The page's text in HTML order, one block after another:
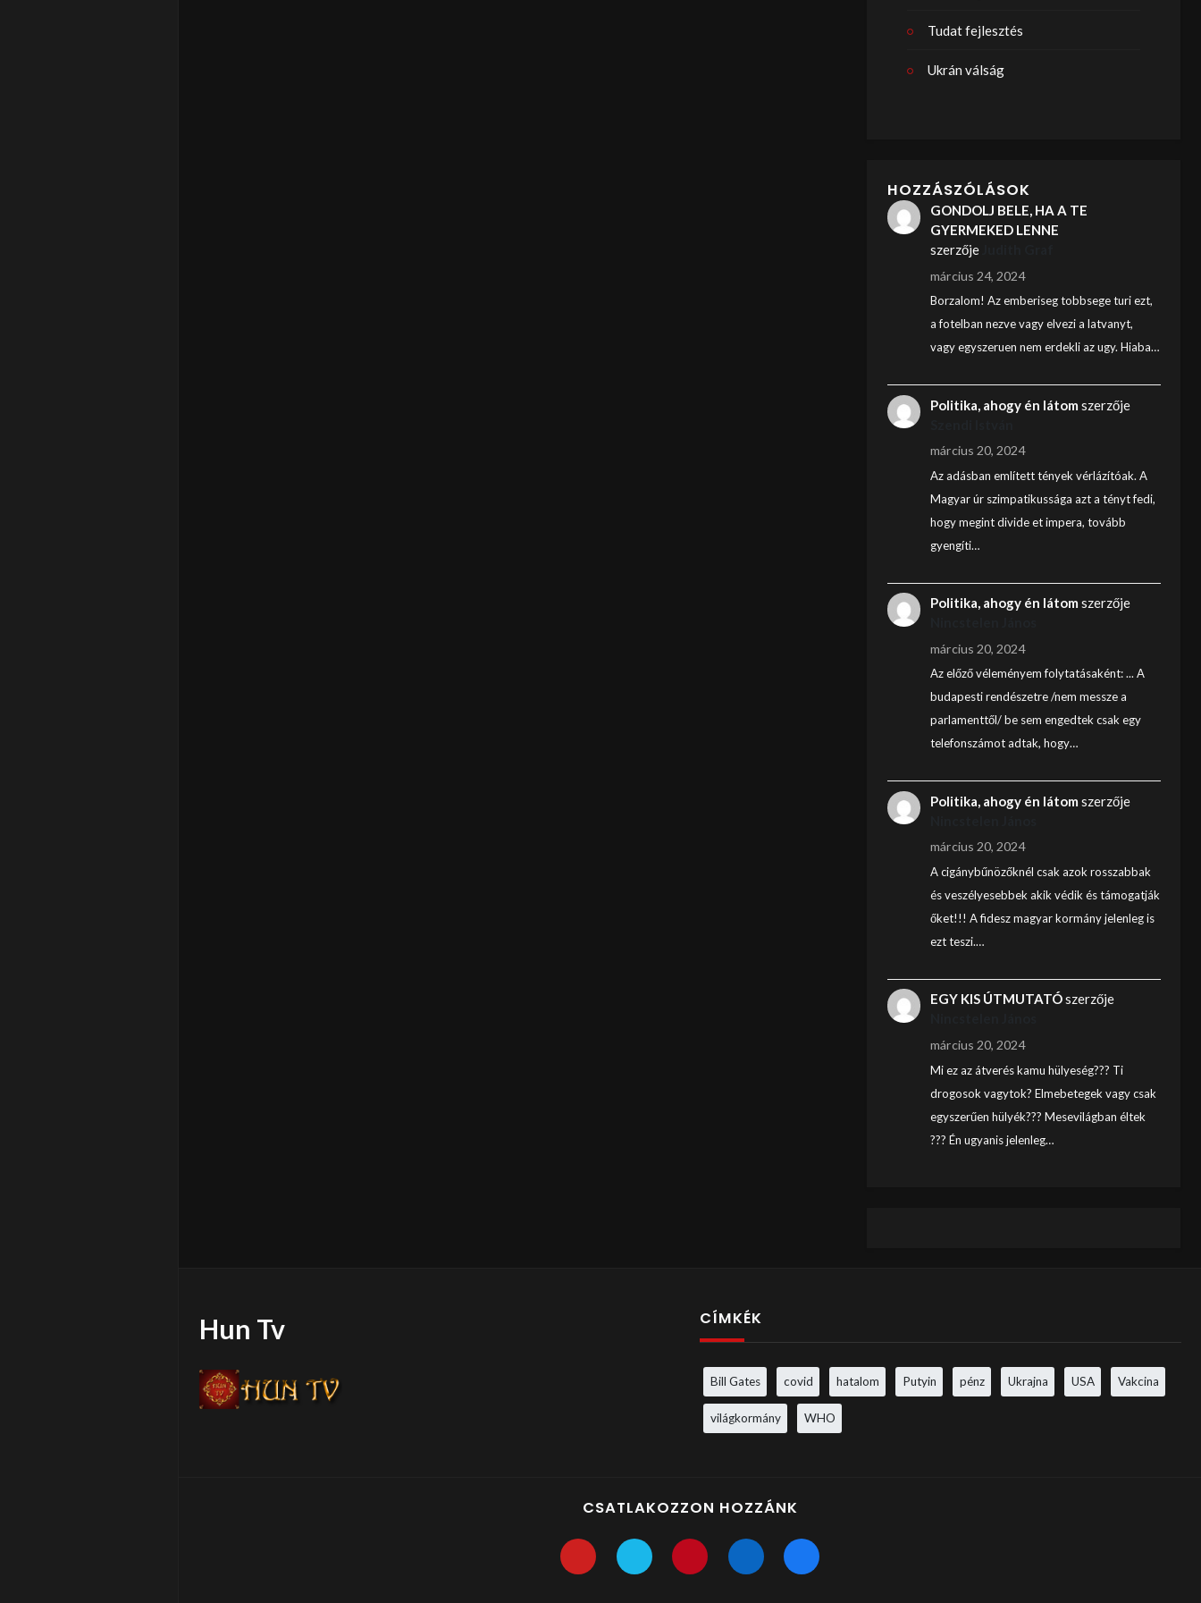
Tudat fejlesztés
Ukrán válság
HOZZÁSZÓLÁSOK
GONDOLJ BELE, HA A TE
GYERMEKED LENNE
szerzője
március 24, 2024
Borzalom! Az emberiseg tobbsege turi ezt,
a fotelban nezve vagy elvezi a latvanyt,
vagy egyszeruen nem erdekli az ugy. Hiaba…
Politika, ahogy én látom szerzője
március 20, 2024
Az adásban említett tények vérlázítóak. A
Magyar úr szimpatikussága azt a tényt fedi,
hogy megint divide et impera, tovább
gyengíti…
Politika, ahogy én látom szerzője
március 20, 2024
Az előző véleményem folytatásaként: ... A
budapesti rendészetre /nem messze a
parlamenttől/ be sem engedtek csak egy
telefonszámot adtak, hogy…
Politika, ahogy én látom szerzője
március 20, 2024
A cigánybűnözőknél csak azok rosszabbak
és veszélyesebbek akik védik és támogatják
őket!!! A fidesz magyar kormány jelenleg is
ezt teszi.…
EGY KIS ÚTMUTATÓszerzője
március 20, 2024
Mi ez az átverés kamu hülyeség??? Ti
drogosok vagytok? Elmebetegek vagy csak
egyszerűen hülyék??? Mesevilágban éltek
??? Én ugyanis jelenleg…
Hun Tv CÍMKÉK
Bill Gates covid hatalom Putyin pénz Ukrajna USA Vakcina
világkormány WHO
CSATLAKOZZON HOZZÁNK